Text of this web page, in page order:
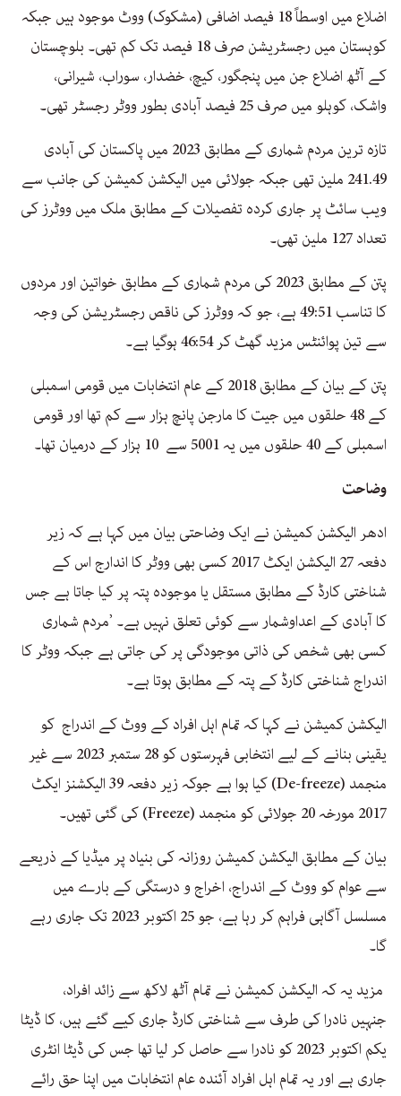
اضلاع میں اوسطاً 18 فیصد اضافی (مشکوک) ووٹ موجود ہیں جبکہ
کوہستان میں رجسٹریشن صرف 18 فیصد تک کم تھی۔ بلوچستان
کے آٹھ اضلاع جن میں پنجگور، کیچ، خضدار، سوراب، شیرانی،
واشک، کوہلو میں صرف 25 فیصد آبادی بطور ووٹر رجسٹر تھی۔
تازہ ترین مردم شماری کے مطابق 2023 میں پاکستان کی آبادی
241.49 ملین تھی جبکہ جولائی میں الیکشن کمیشن کی جانب سے
ویب سائٹ پر جاری کردہ تفصیلات کے مطابق ملک میں ووٹرز کی
تعداد 127 ملین تھی۔
پتن کے مطابق 2023 کی مردم شماری کے مطابق خواتین اور مردوں
کا تناسب 49:51 ہے، جو کہ ووٹرز کی ناقص رجسٹریشن کی وجہ
سے تین پوائنٹس مزید گھٹ کر 46:54 ہوگیا ہے۔
پتن کے بیان کے مطابق 2018 کے عام انتخابات میں قومی اسمبلی
کے 48 حلقوں میں جیت کا مارجن پانچ ہزار سے کم تھا اور قومی
اسمبلی کے 40 حلقوں میں یہ 5001 سے 10 ہزار کے درمیان تھا۔
وضاحت
ادھر الیکشن کمیشن نے ایک وضاحتی بیان میں کہا ہے کہ زیر
دفعہ 27 الیکشن ایکٹ 2017 کسی بھی ووٹر کا اندارج اس کے
شناختی کارڈ کے مطابق مستقل یا موجودہ پتہ پر کیا جاتا ہے جس
کا آبادی کے اعداوشمار سے کوئی تعلق نہیں ہے۔ ’مردم شماری
کسی بھی شخص کی ذاتی موجودگی پر کی جاتی ہے جبکہ ووٹر کا
اندراج شناختی کارڈ کے پتہ کے مطابق ہوتا ہے۔
الیکشن کمیشن نے کہا کہ تمام اہل افراد کے ووٹ کے اندراج کو
یقینی بنانے کے لیے انتخابی فہرستوں کو 28 ستمبر 2023 سے غیر
منجمد (De-freeze) کیا ہوا ہے جوکہ زیر دفعہ 39 الیکشنز ایکٹ
2017 مورخہ 20 جولائی کو منجمد (Freeze) کی گئی تھیں۔
بیان کے مطابق الیکشن کمیشن روزانہ کی بنیاد پر میڈیا کے ذریعے
سے عوام کو ووٹ کے اندراج، اخراج و درستگی کے بارے میں
مسلسل آگاہی فراہم کر رہا ہے، جو 25 اکتوبر 2023 تک جاری رہے
گا۔
مزید یہ کہ الیکشن کمیشن نے تمام آٹھ لاکھ سے زائد افراد،
جنہیں نادرا کی طرف سے شناختی کارڈ جاری کیے گئے ہیں، کا ڈیٹا
یکم اکتوبر 2023 کو نادرا سے حاصل کر لیا تھا جس کی ڈیٹا انٹری
جاری ہے اور یہ تمام اہل افراد آئندہ عام انتخابات میں اپنا حق رائے